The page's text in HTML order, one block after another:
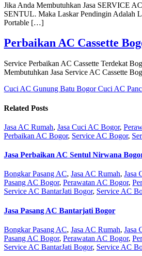
Jika Anda Membutuhkan Jasa SERVICE
SENTUL. Maka Laskar Pendingin Adalah
Portable […]
Perbaikan AC Cassette
Service Perbaikan AC Cassette Terdekat
Membutuhkan Jasa Service AC Cassette
Cuci AC Gunung Batu BogorCuci AC
Related Posts
Jasa AC Rumah, Jasa Cuci AC Bogor,
Perbaikan AC Bogor, Service AC Bogor,
Jasa Perbaikan AC Sentul Nirwana
Bongkar Pasang AC, Jasa AC Rumah, Jasa
Pasang AC Bogor, Perawatan AC Bogor,
Service AC BantarJati Bogor, Service AC
Jasa Pasang AC Bantarjati Bogor
Bongkar Pasang AC, Jasa AC Rumah, Jasa
Pasang AC Bogor, Perawatan AC Bogor,
Service AC BantarJati Bogor, Service AC